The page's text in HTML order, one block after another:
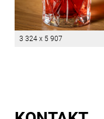
3 324 x 5 907